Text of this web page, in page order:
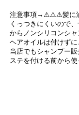
注意事項→⚠︎⚠︎⚠︎髪に
くっつきにくいので
からノンシリコンシ
ヘアオイルは付けず
当店でもシャンプー販
ステを付ける前から